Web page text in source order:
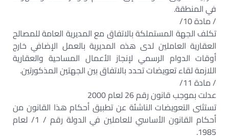
في المنطقة.
/ مادة 10/
تكلف الجهة المستملكة بالاتفاق مع المديرية العامة للمصالح
العقارية العاملين لدى هذه المديرية بالعمل الإضافي خارج
أوقات الدوام الرسمي لإنجاز الأعمال المساحية والعقارية
اللازمة لقاء تعويضات تحدد بالاتفاق بين الجهتين المذكورتين.
/ مادة 11/
عدلت بموجب قانون رقم 26 لعام 2000
تستثنى التعويضات الناشئة عن تطبيق أحكام هذا القانون من
أحكام القانون الأساسي للعاملين في الدولة رقم / 1/ لعام
1985.